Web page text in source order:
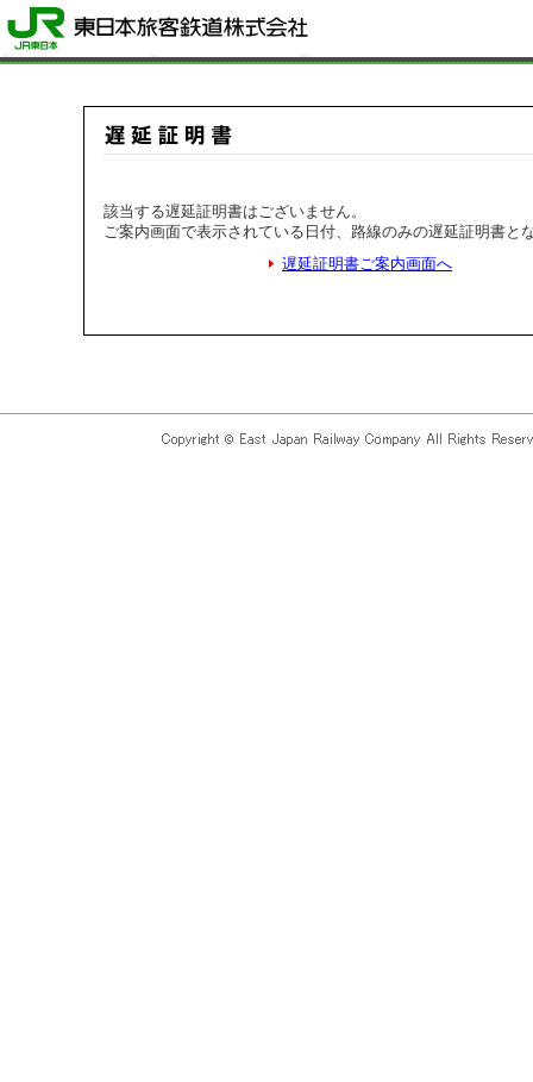
該当する遅延証明書はございません。
ご案内画面で表示されている日付、路線のみの遅延証明書と
遅延証明書ご案内画面へ